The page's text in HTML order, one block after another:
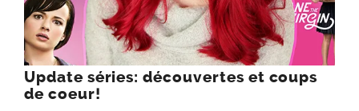
Update séries: découvertes et coups
de coeur!